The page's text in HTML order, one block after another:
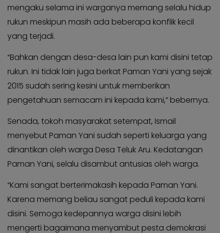
mengaku selama ini warganya memang selalu hidup
rukun meskipun masih ada beberapa konflik kecil
yang terjadi.
“Bahkan dengan desa-desa lain pun kami disini tetap
rukun. Ini tidak lain juga berkat Paman Yani yang sejak
2015 sudah sering kesini untuk memberikan
pengetahuan semacam ini kepada kami,” bebernya.
Senada, tokoh masyarakat setempat, Ismail
menyebut Paman Yani sudah seperti keluarga yang
dinantikan oleh warga Desa Teluk Aru. Kedatangan
Paman Yani, selalu disambut antusias oleh warga.
“Kami sangat berterimakasih kepada Paman Yani.
Karena memang beliau sangat peduli kepada kami
disini. Semoga kedepannya warga disini lebih
mengerti bagaimana menyambut pesta demokrasi